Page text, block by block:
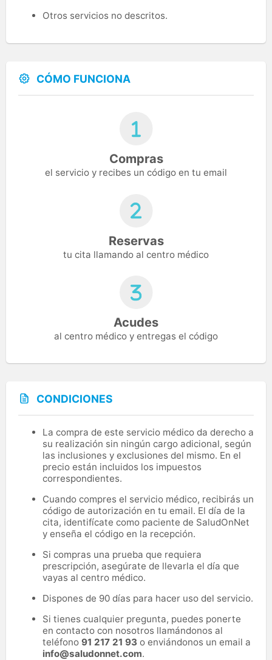
Otros servicios no descritos.
CÓMO FUNCIONA
Compras
el servicio y recibes un código en tu email
Reservas
tu cita llamando al centro médico
Acudes
al centro médico y entregas el código
CONDICIONES
La compra de este servicio médico da derecho a
su realización sin ningún cargo adicional, según
las inclusiones y exclusiones del mismo. En el
precio están incluidos los impuestos
correspondientes.
Cuando compres el servicio médico, recibirás un
código de autorización en tu email. El día de la
cita, identifícate como paciente de SaludOnNet
y enseña el código en la recepción.
Si compras una prueba que requiera
prescripción, asegúrate de llevarla el día que
vayas al centro médico.
Dispones de 90 días para hacer uso del servicio.
Si tienes cualquier pregunta, puedes ponerte
en contacto con nosotros llamándonos al
teléfono 91 217 21 93 o enviándonos un email a
info@saludonnet.com.